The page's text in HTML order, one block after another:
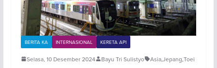
BERITA KA INTERNASIONAL KERETA API
Selasa, 10 Desember 2024 Bayu Tri Sulistyo Asia,Jepang,Toei